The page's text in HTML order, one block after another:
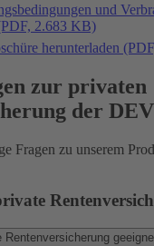
und
2.683 KB)
herunterladen
zur privaten
der
Fragen zu unserem
Rentenversicherung